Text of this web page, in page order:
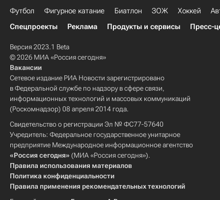
Футбол Фигурное катание Биатлон ЗОЖ Хоккей
Спецпроекты
Реклама Продукты и сервисы Пресс-
Версия 2023.1 Beta
© 2026 МИА «Россия сегодня»
Вакансии
Сетевое издание РИА Новости зарегистрировано
в Федеральной службе по надзору в сфере связи,
информационных технологий и массовых коммуникаций
(Роскомнадзор) 08 апреля 2014 года.
Свидетельство о регистрации Эл № ФС77-57640
Учредитель: Федеральное государственное унитарное
предприятие Международное информационное агентство
«Россия сегодня» (МИА «Россия сегодня»).
Правила использования материалов
Политика конфиденциальности
Правила применения рекомендательных технологий